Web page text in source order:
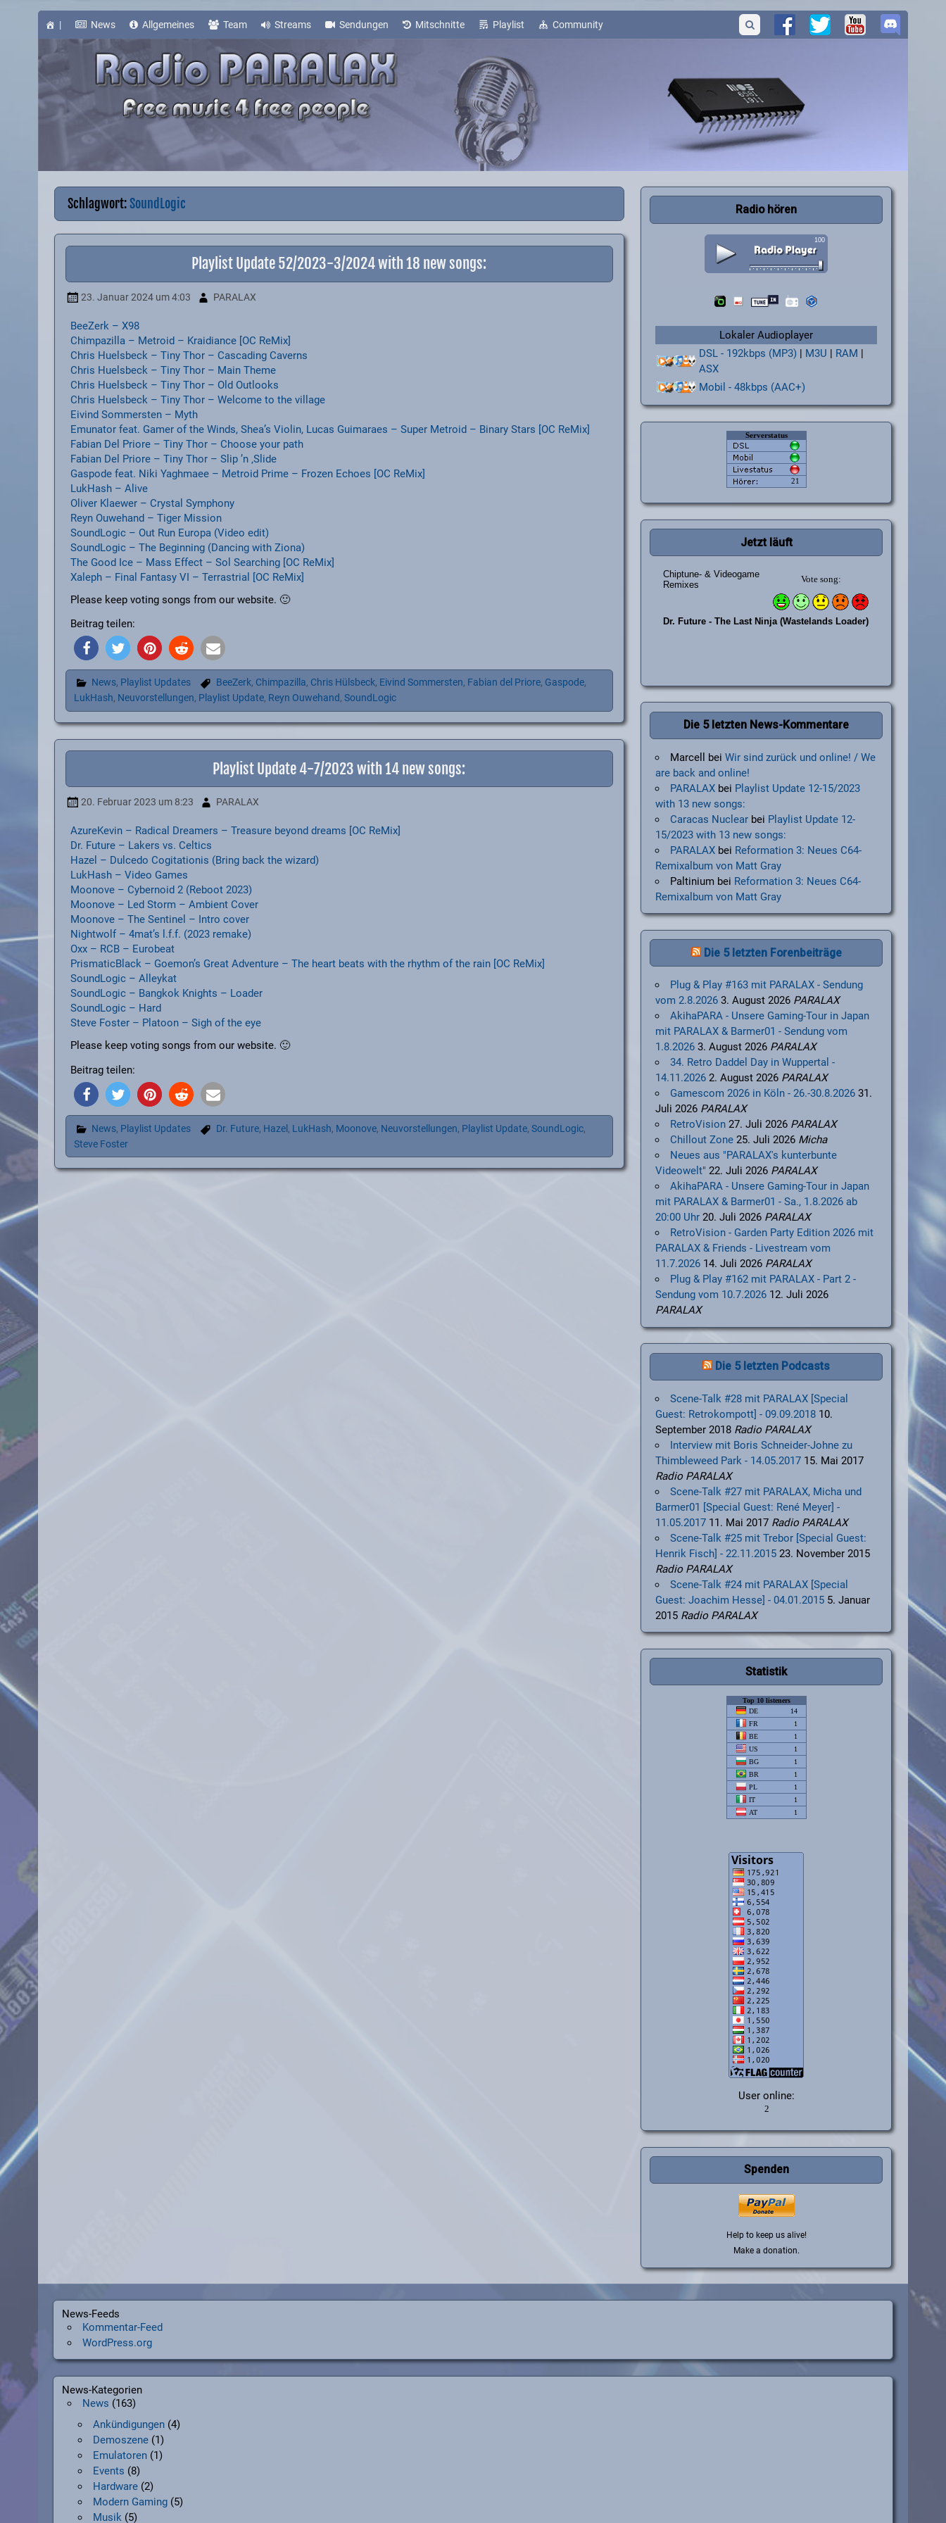
| News Allgemeines Team Streams Sendungen Mitschnitte Playlist Community
Schlagwort:SoundLogic
Playlist Update 52/2023-3/2024 with 18 new songs:
23. Januar 2024um 4:03 PARALAX
BeeZerk – X98
Chimpazilla – Metroid – Kraidiance [OC ReMix]
Chris Huelsbeck – Tiny Thor – Cascading Caverns
Chris Huelsbeck – Tiny Thor – Main Theme
Chris Huelsbeck – Tiny Thor – Old Outlooks
Chris Huelsbeck – Tiny Thor – Welcome to the village
Eivind Sommersten – Myth
Emunator feat. Gamer of the Winds, Shea’s Violin, Lucas Guimaraes – Super Metroid – Binary Stars [OC ReMix]
Fabian Del Priore – Tiny Thor – Choose your path
Fabian Del Priore – Tiny Thor – Slip ’n ‚Slide
Gaspode feat. Niki Yaghmaee – Metroid Prime – Frozen Echoes [OC ReMix]
LukHash – Alive
Oliver Klaewer – Crystal Symphony
Reyn Ouwehand – Tiger Mission
SoundLogic – Out Run Europa (Video edit)
SoundLogic – The Beginning (Dancing with Ziona)
The Good Ice – Mass Effect – Sol Searching [OC ReMix]
Xaleph – Final Fantasy VI – Terrastrial [OC ReMix]
Please keep voting songs from our website. 🙂
Beitrag teilen:
News, Playlist Updates BeeZerk, Chimpazilla, Chris Hülsbeck, Eivind Sommersten, Fabian del Priore, Gaspode,
LukHash, Neuvorstellungen, Playlist Update, Reyn Ouwehand,SoundLogic
Playlist Update 4-7/2023 with 14 new songs:
20. Februar 2023 um 8:23 PARALAX
AzureKevin – Radical Dreamers – Treasure beyond dreams [OC ReMix]
Dr. Future – Lakers vs. Celtics
Hazel – Dulcedo Cogitationis (Bring back the wizard)
LukHash – Video Games
Moonove – Cybernoid 2 (Reboot 2023)
Moonove – Led Storm – Ambient Cover
Moonove – The Sentinel – Intro cover
Nightwolf – 4mat’s l.f.f. (2023 remake)
Oxx – RCB – Eurobeat
PrismaticBlack – Goemon’s Great Adventure – The heart beats with the rhythm of the rain [OC ReMix]
SoundLogic – Alleykat
SoundLogic – Bangkok Knights – Loader
SoundLogic – Hard
Steve Foster – Platoon – Sigh of the eye
Please keep voting songs from our website. 🙂
Beitrag teilen:
News, Playlist Updates Dr. Future, Hazel , LukHash, Moonove, Neuvorstellungen, Playlist Update, SoundLogic,
Steve Foster
Radio hören
Lokaler Audioplayer
DSL - 192kbps (MP3) | M3U | RAM |
ASX
Mobil - 48kbps (AAC+)
Jetzt läuft
Die 5 letzten News-Kommentare
Marcell beiWir sind zurück und online! / We
are back and online!
PARALAX bei Playlist Update 12-15/2023
with 13 new songs:
Caracas Nuclear bei Playlist Update 12-
15/2023 with 13 new songs:
PARALAX bei Reformation 3: Neues C64-
Remixalbum von Matt Gray
Paltinium bei Reformation 3: Neues C64-
Remixalbum von Matt Gray
Die 5 letzten Forenbeiträge
Plug & Play #163 mit PARALAX - Sendung
vom 2.8.2026 3. August 2026 PARALAX
AkihaPARA - Unsere Gaming-Tour in Japan
mit PARALAX & Barmer01 - Sendung vom
1.8.2026 3. August 2026 PARALAX
34. Retro Daddel Day in Wuppertal -
14.11.2026 2. August 2026 PARALAX
Gamescom 2026 in Köln - 26.-30.8.2026 31.
Juli 2026 PARALAX
RetroVision 27. Juli 2026 PARALAX
Chillout Zone 25. Juli 2026 Micha
Neues aus "PARALAX's kunterbunte
Videowelt" 22. Juli 2026 PARALAX
AkihaPARA - Unsere Gaming-Tour in Japan
mit PARALAX & Barmer01 - Sa., 1.8.2026 ab
20:00 Uhr 20. Juli 2026 PARALAX
RetroVision - Garden Party Edition 2026 mit
PARALAX & Friends - Livestream vom
11.7.2026 14. Juli 2026 PARALAX
Plug & Play #162 mit PARALAX - Part 2 -
Sendung vom 10.7.2026 12. Juli 2026
PARALAX
Die 5 letzten Podcasts
Scene-Talk #28 mit PARALAX [Special
Guest: Retrokompott] - 09.09.2018 10.
September 2018 Radio PARALAX
Interview mit Boris Schneider-Johne zu
Thimbleweed Park - 14.05.2017 15. Mai 2017
Radio PARALAX
Scene-Talk #27 mit PARALAX, Micha und
Barmer01 [Special Guest: René Meyer] -
11.05.2017 11. Mai 2017 Radio PARALAX
Scene-Talk #25 mit Trebor [Special Guest:
Henrik Fisch] - 22.11.2015 23. November 2015
Radio PARALAX
Scene-Talk #24 mit PARALAX [Special
Guest: Joachim Hesse] - 04.01.2015 5. Januar
2015 Radio PARALAX
Statistik
User online:
Spenden
Help to keep us alive!
Make a donation.
News-Feeds
Kommentar-Feed
WordPress.org
News-Kategorien
News (163)
Ankündigungen (4)
Demoszene (1)
Emulatoren (1)
Events (8)
Hardware (2)
Modern Gaming (5)
Musik (5)